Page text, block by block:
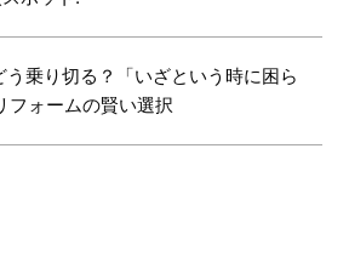
乗り切る？「いざという時に困ら
フォームの賢い選択